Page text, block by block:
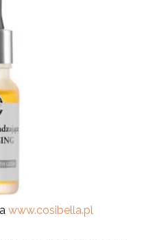
www.cosibella.pl